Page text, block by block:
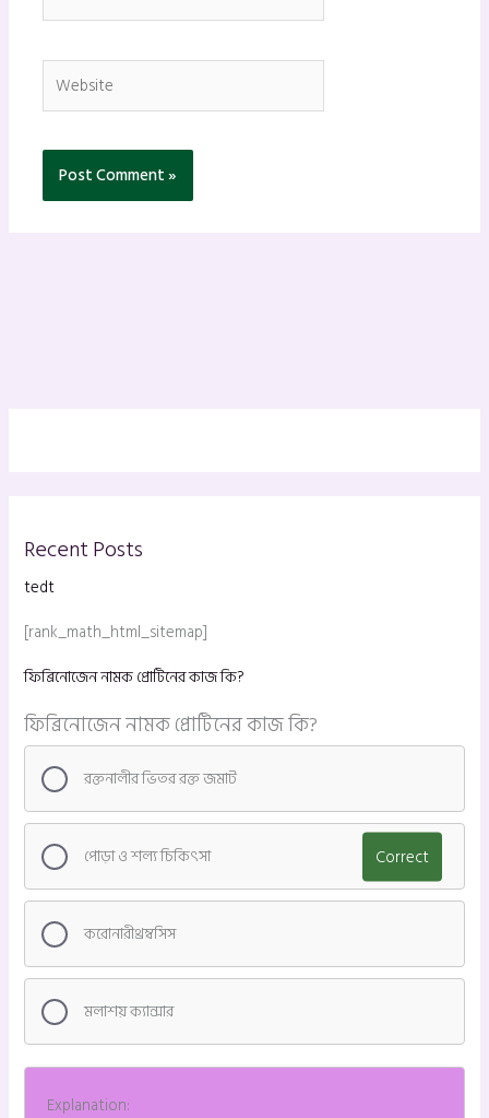
Recent Posts
tedt
[rank_math_html_sitemap]
ফিব্রিনোজেন নামক প্রোটিনের কাজ কি?
ফিব্রিনোজেন নামক প্রোটিনের কাজ কি?
রক্তনালীর ভিতর রক্ত জমাট
পোড়া ও শল্য চিকিৎসা Correct
করোনারীথ্রম্বসিস
মলাশয় ক্যান্সার
Explanation: